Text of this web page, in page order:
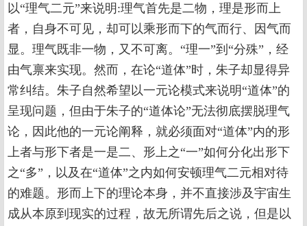
以“理气二元”来说明:理气首先是二物，理是形而上
者，自身不可见，却可以乘形而下的气而行、因气而
显。理气既非一物，又不可离。“理一”到“分殊”，经
由气禀来实现。然而，在论“道体”时，朱子却显得异
常纠结。朱子自然希望以一元论模式来说明“道体”的
呈现问题，但由于朱子的“道体论”无法彻底摆脱理气
论，因此他的一元论阐释，就必须面对“道体”内的形
上者与形下者是一是二、形上之“一”如何分化出形下
之“多”，以及在“道体”之内如何安顿理气二元相对待
的难题。形而上下的理论本身，并不直接涉及宇宙生
成从本原到现实的过程，故无所谓先后之说，但是以